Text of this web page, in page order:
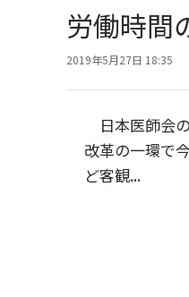
労働時
2019年5月27日 18:35
日本医師会
改革の一環で
ど客観...